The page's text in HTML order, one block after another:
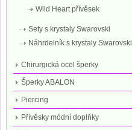
Wild Heart přívěsek
Sety s krystaly Swarovski
Náhrdelník s krystaly Swarovski
Chirurgická ocel šperky
Šperky ABALON
Piercing
Přívěsky módní doplňky